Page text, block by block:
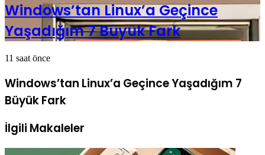
Windows’tan Linux’a Geçince
Yaşadığım 7 Büyük Fark
11 saat önce
Windows’tan Linux’a Geçince Yaşadığım 7
Büyük Fark
İlgili Makaleler